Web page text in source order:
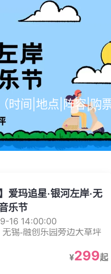
时间|地点|阵容|购
爱玛追星·银河左岸·无
乐节
16 14:00:00
无锡-融创乐园旁边大草坪
¥299起